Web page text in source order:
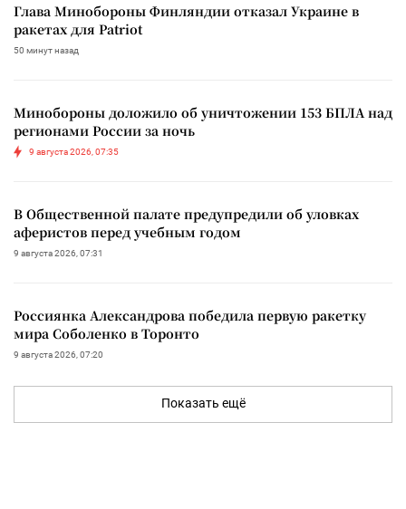
Глава Минобороны Финляндии отказал Украине в
ракетах для Patriot
50 минут назад
Минобороны доложило об уничтожении 153 БПЛА над
регионами России за ночь
9 августа 2026, 07:35
В Общественной палате предупредили об уловках
аферистов перед учебным годом
9 августа 2026, 07:31
Россиянка Александрова победила первую ракетку
мира Соболенко в Торонто
9 августа 2026, 07:20
Показать ещё